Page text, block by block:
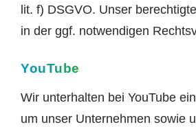
lit. f) DSGVO. Unser
in der ggf. notwendigen
YouTube
Wir unterhalten bei YouTube
um unser Unternehmen sowie